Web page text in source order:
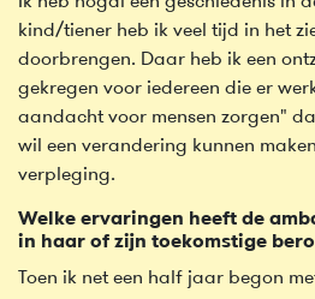
kind/tiener heb ik veel tijd in het
doorbrengen. Daar heb ik een
gekregen voor iedereen die er
aandacht voor mensen zorgen"
wil een verandering kunnen
verpleging.
Welke ervaringen heeft de
in haar of zijn toekomstige
Toen ik net een half jaar begon